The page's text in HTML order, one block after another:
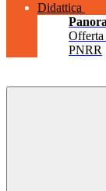
Didattica
Offerta
PNRR